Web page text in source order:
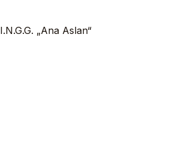
I.N.G.G. „Ana Aslan“